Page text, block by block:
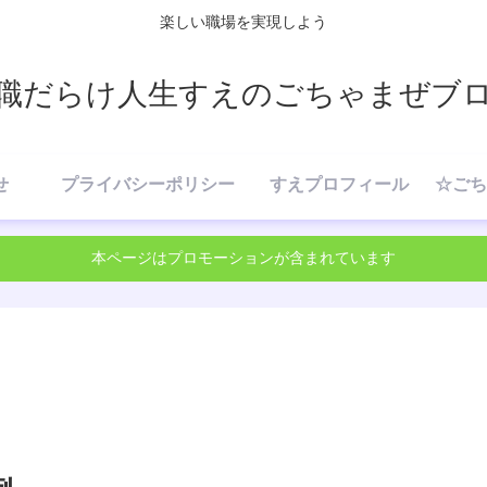
楽しい職場を実現しよう
だらけ人生すえのごちゃまぜブ
プライバシーポリシー すえプロフィール
本ページはプロモーションが含まれています